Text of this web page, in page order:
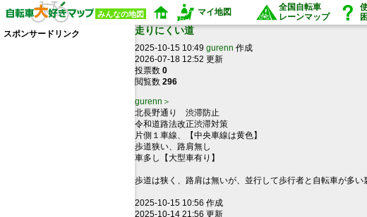
みんなの地図 マイ地図
全国自転車
レーンマップ
スポンサードリンク 走りにくい道
2025-10-15 10:49 gurenn 作成
2026-07-18 12:52 更新
投票数 0
閲覧数 296
gurenn＞
北長野通り 渋滞防止
令和道路法改正渋滞対策
片側１車線、【中央車線は黄色】
歩道狭い、路肩無し
車多し【大型車有り】
歩道は狭く、路肩は無いが、並行して歩行者と自転車が多
2025-10-15 10:56 作成
2025-10-14 21:56 更新